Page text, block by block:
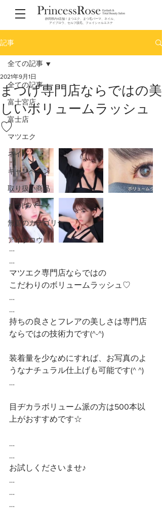
静岡県内4店舗！まつエク、まつ毛パーマ、ネイル、
アイブロウ、セルフ脱毛、フェイシャルエステ
記事
全ての記事
富士宮店
富士店
マツエク
ネイル
キャンペーン
取り扱い商品
まつげパーマ
無題のカテゴリー
アイブロウ
全ての記事
まつげ専門店ならではの美
しいボリュームラッシュ
♡
2021年9月1日
…
…
マツエク専門店ならではの
こだわりのボリュームラッシュ♡
…
…
持ちの良さとフレアの美しさは専門店
ならではの技術力です(^-^)
装着量を少なめにすれば、お写真のよ
うなナチュラル仕上げも可能です(^ ^)
…
目ヂカラボリューム派の方は500本以
上がおすすめです☆
…
…
お試しくださいませ♪
…
…
…